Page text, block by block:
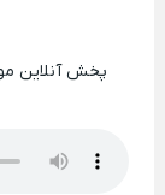
پخش آنلاین